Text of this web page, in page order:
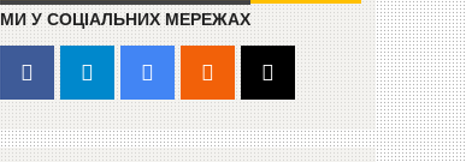
МИ У СОЦІАЛЬНИХ МЕРЕЖАХ